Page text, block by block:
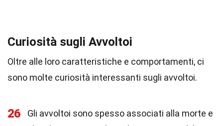
Curiosità sugli Avvoltoi
Oltre alle loro caratteristiche e comportamenti, ci
sono molte curiosità interessanti sugli avvoltoi.
26
Gli avvoltoi sono spesso associati alla morte e